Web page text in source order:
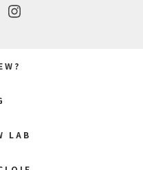
LAB